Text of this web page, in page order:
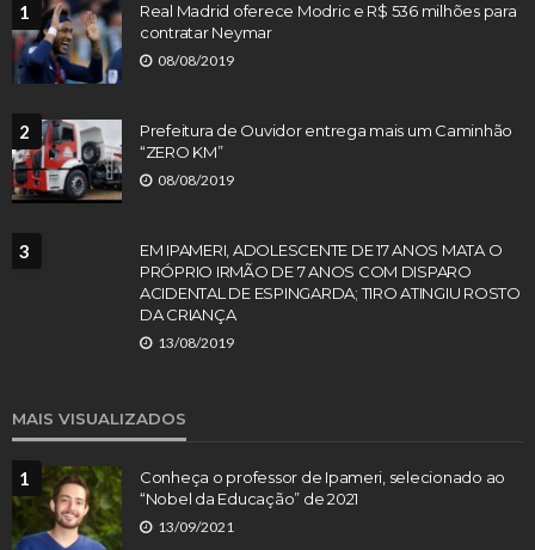
1
Real Madrid oferece Modric e R$ 536 milhões para
contratar Neymar
08/08/2019
2
Prefeitura de Ouvidor entrega mais um Caminhão
“ZERO KM”
08/08/2019
3
EM IPAMERI, ADOLESCENTE DE 17 ANOS MATA O
PRÓPRIO IRMÃO DE 7 ANOS COM DISPARO
ACIDENTAL DE ESPINGARDA; TIRO ATINGIU ROSTO
DA CRIANÇA
13/08/2019
MAIS VISUALIZADOS
1
Conheça o professor de Ipameri, selecionado ao
“Nobel da Educação” de 2021
13/09/2021